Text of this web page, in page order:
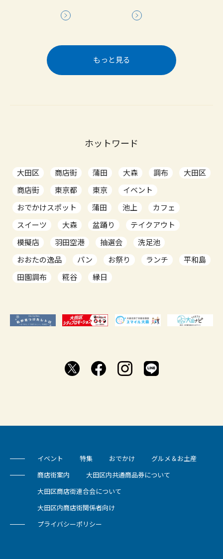
もっと見る
ホットワード
大田区 商店街 蒲田 大森 調布
大田区
商店街
東京都 東京
イベント
おでかけスポット
蒲田 池上
カフェ
スイーツ
大森 盆踊り
テイクアウト
模擬店
羽田空港 抽選会
洗足池
おおたの逸品
パン お祭り ランチ
平和島
田園調布
糀谷 縁日
イベント 特集 おでかけ グルメ＆お土産
商店街案内 大田区内共通商品券について
大田区商店街連合会について
大田区内商店街関係者向け
プライバシーポリシー